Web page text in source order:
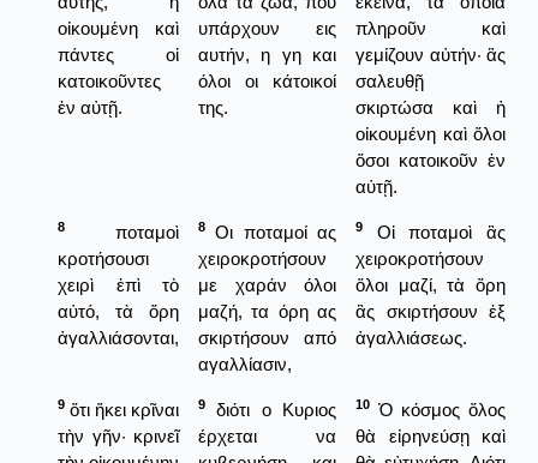
οἰκουμένη καὶ
πάντες οἱ
κατοικοῦντες
ἐν αὐτῇ.
υπάρχουν εις
αυτήν, η γη και
όλοι οι κάτοικοί
της.
πληροῦν καὶ
γεμίζουν αὐτήν· ἂς
σαλευθῇ
σκιρτώσα καὶ ἡ
οἰκουμένη καὶ ὅλοι
ὅσοι κατοικοῦν ἐν
αὐτῇ.
8
ποταμοὶ
κροτήσουσι
χειρὶ ἐπὶ τὸ
αὐτό, τὰ ὄρη
ἀγαλλιάσονται,
8
Οι ποταμοί ας
χειροκροτήσουν
με χαράν όλοι
μαζή, τα όρη ας
σκιρτήσουν από
αγαλλίασιν,
9
Οἱ ποταμοὶ ἂς
χειροκροτήσουν
ὅλοι μαζί, τὰ ὅρη
ἂς σκιρτήσουν ἐξ
ἀγαλλιάσεως.
9 ὅτι ἥκει κρῖναι
τὴν γῆν· κρινεῖ
9
διότι ο Κυριος
έρχεται να
10 Ὁ κόσμος ὅλος
θὰ εἰρηνεύσῃ καὶ